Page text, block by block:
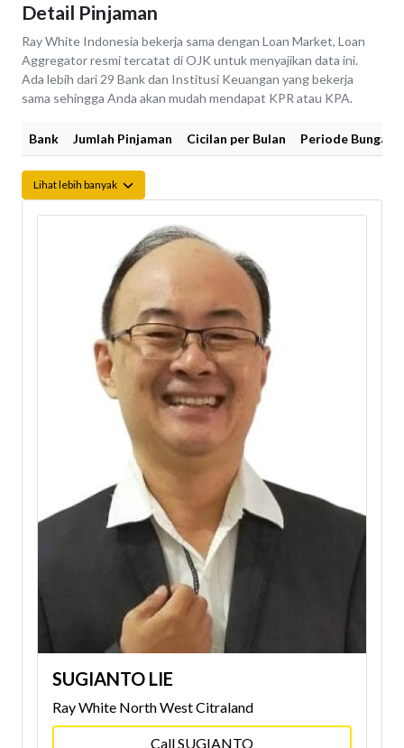
SUGIANTO LIE
Ray White North West Citraland
Call SUGIANTO
Detail Pinjaman
Ray White Indonesia bekerja sama dengan Loan Market, Loan
Aggregator resmi tercatat di OJK untuk menyajikan data ini.
Ada lebih dari 29 Bank dan Institusi Keuangan yang bekerja
sama sehingga Anda akan mudah mendapat KPR atau KPA.
Bank Jumlah Pinjaman Cicilan per Bulan Periode Bunga
Lihat lebih banyak